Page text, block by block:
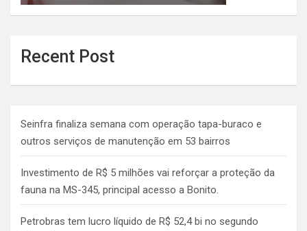
Recent Post
Seinfra finaliza semana com operação tapa-buraco e
outros serviços de manutenção em 53 bairros
Investimento de R$ 5 milhões vai reforçar a proteção da
fauna na MS-345, principal acesso a Bonito.
Petrobras tem lucro líquido de R$ 52,4 bi no segundo